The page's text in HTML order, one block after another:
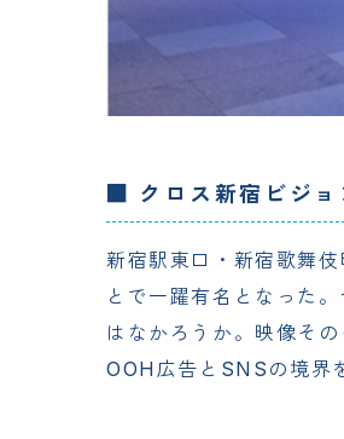
■ クロス新宿ビジョ
新宿駅東口・新宿歌舞
とで一躍有名となった
はなかろうか。映像そ
OOH広告とSNSの境界